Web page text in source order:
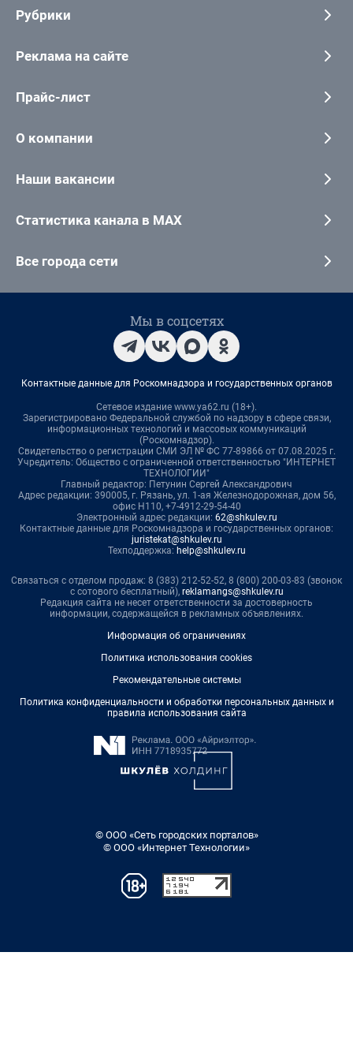
Рубрики
Реклама на сайте
Прайс-лист
О компании
Наши вакансии
Статистика канала в MAX
Все города сети
Мы в соцсетях
Контактные данные для Роскомнадзора и государственных органов
Сетевое издание www.ya62.ru (18+).
Зарегистрировано Федеральной службой по надзору в сфере связи,
информационных технологий и массовых коммуникаций
(Роскомнадзор).
Свидетельство о регистрации СМИ ЭЛ № ФС 77-89866 от 07.08.2025 г.
Учредитель: Общество с ограниченной ответственностью "ИНТЕРНЕТ
ТЕХНОЛОГИИ"
Главный редактор: Петунин Сергей Александрович
Адрес редакции: 390005, г. Рязань, ул. 1-ая Железнодорожная, дом 56,
офис Н110, +7-4912-29-54-40
Электронный адрес редакции: 62@shkulev.ru
Контактные данные для Роскомнадзора и государственных органов:
juristekat@shkulev.ru
Техподдержка: help@shkulev.ru
Связаться с отделом продаж: 8 (383) 212-52-52, 8 (800) 200-03-83 (звонок
с сотового бесплатный), reklamangs@shkulev.ru
Редакция сайта не несет ответственности за достоверность
информации, содержащейся в рекламных объявлениях.
Информация об ограничениях
Политика использования cookies
Рекомендательные системы
Политика конфиденциальности и обработки персональных данных и
правила использования сайта
© ООО «Сеть городских порталов»
© ООО «Интернет Технологии»